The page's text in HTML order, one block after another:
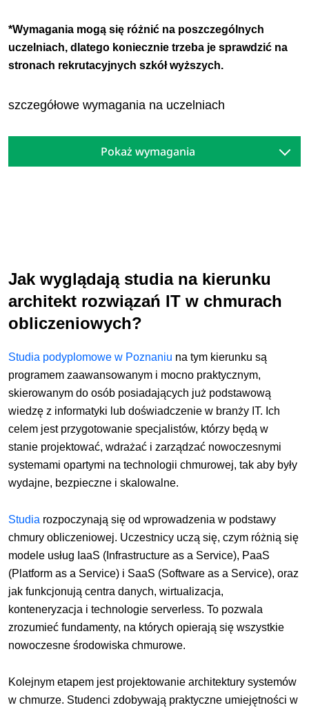
*Wymagania mogą się różnić na poszczególnych
uczelniach, dlatego koniecznie trzeba je sprawdzić na
stronach rekrutacyjnych szkół wyższych.
szczegółowe wymagania na uczelniach
Pokaż wymagania
Jak wyglądają studia na kierunku
architekt rozwiązań IT w chmurach
obliczeniowych?
Studia podyplomowe w Poznaniu na tym kierunku są
programem zaawansowanym i mocno praktycznym,
skierowanym do osób posiadających już podstawową
wiedzę z informatyki lub doświadczenie w branży IT. Ich
celem jest przygotowanie specjalistów, którzy będą w
stanie projektować, wdrażać i zarządzać nowoczesnymi
systemami opartymi na technologii chmurowej, tak aby były
wydajne, bezpieczne i skalowalne.
Studia rozpoczynają się od wprowadzenia w podstawy
chmury obliczeniowej. Uczestnicy uczą się, czym różnią się
modele usług IaaS (Infrastructure as a Service), PaaS
(Platform as a Service) i SaaS (Software as a Service), oraz
jak funkcjonują centra danych, wirtualizacja,
konteneryzacja i technologie serverless. To pozwala
zrozumieć fundamenty, na których opierają się wszystkie
nowoczesne środowiska chmurowe.
Kolejnym etapem jest projektowanie architektury systemów
w chmurze. Studenci zdobywają praktyczne umiejętności w